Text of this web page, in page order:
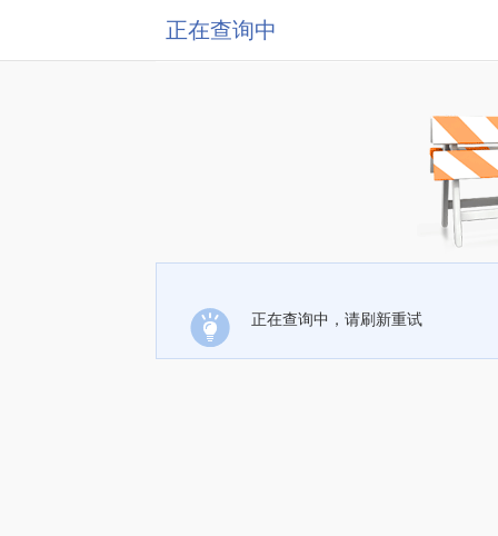
正在查询中
正在查询中，请刷新重试